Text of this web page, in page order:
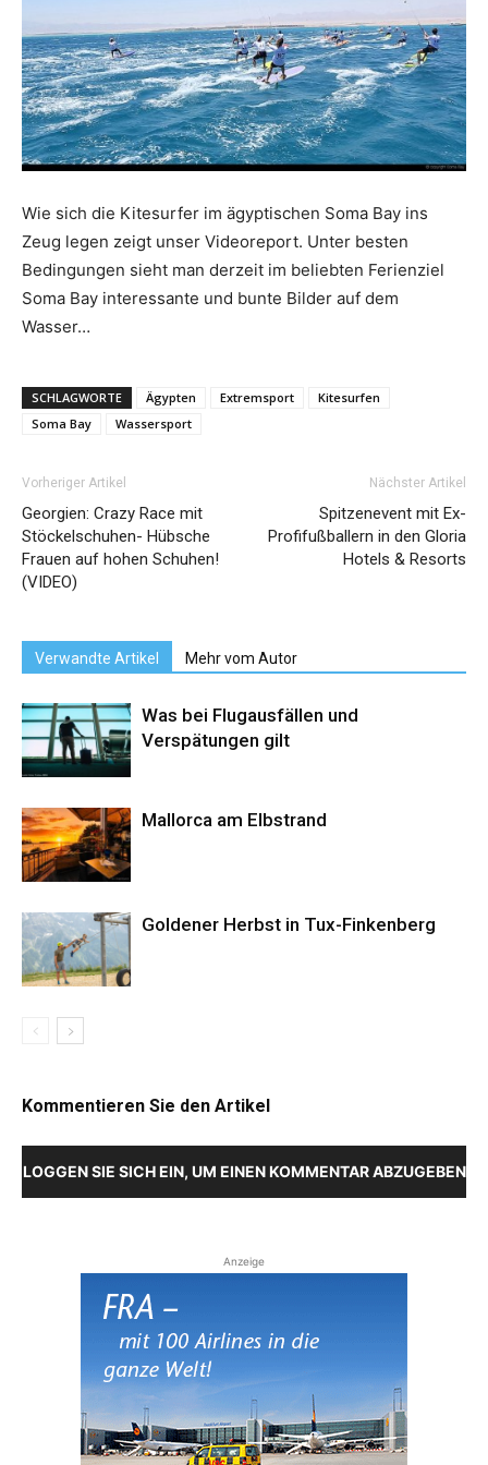
Reiseempfehlungen.
Wie sich die Kitesurfer im ägyptischen Soma Bay ins
Zeug legen zeigt unser Videoreport. Unter besten
Bedingungen sieht man derzeit im beliebten Ferienziel
Soma Bay interessante und bunte Bilder auf dem
Wasser…
SCHLAGWORTE Ägypten Extremsport
Kitesurfen
Soma Bay
Wassersport
Vorheriger Artikel
Georgien: Crazy Race mit
Stöckelschuhen- Hübsche
Frauen auf hohen Schuhen!
(VIDEO)
Nächster Artikel
Spitzenevent mit Ex-
Profifußballern in den Gloria
Hotels & Resorts
Verwandte Artikel Mehr vom Autor
Was bei Flugausfällen und
Verspätungen gilt
Mallorca am Elbstrand
Goldener Herbst in Tux-Finkenberg
Kommentieren Sie den Artikel
LOGGEN SIE SICH EIN, UM EINEN KOMMENTAR ABZUGEBEN
Anzeige